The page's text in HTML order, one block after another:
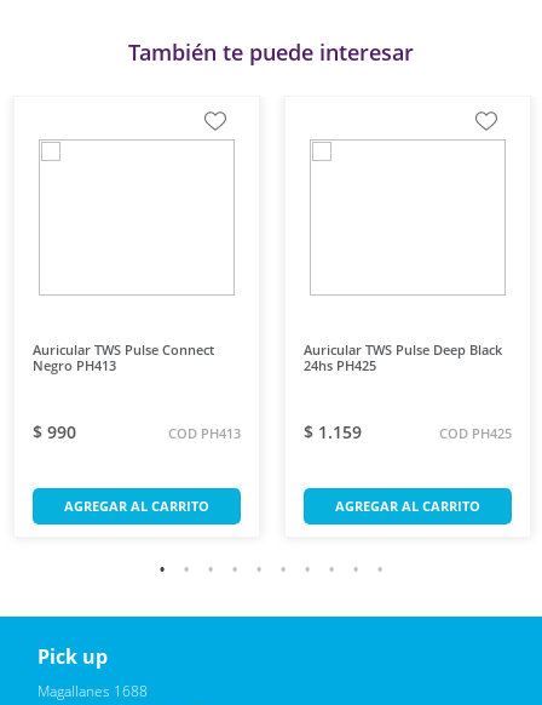
También te puede interesar
Auricular TWS Pulse Connect
Negro PH413
$ 990 COD PH413
AGREGAR AL CARRITO
Auricular TWS Pulse Deep Black
24hs PH425
$ 1.159 COD PH425
AGREGAR AL CARRITO
Reciba novedades, promociones exclusivas
Pick up
Magallanes 1688